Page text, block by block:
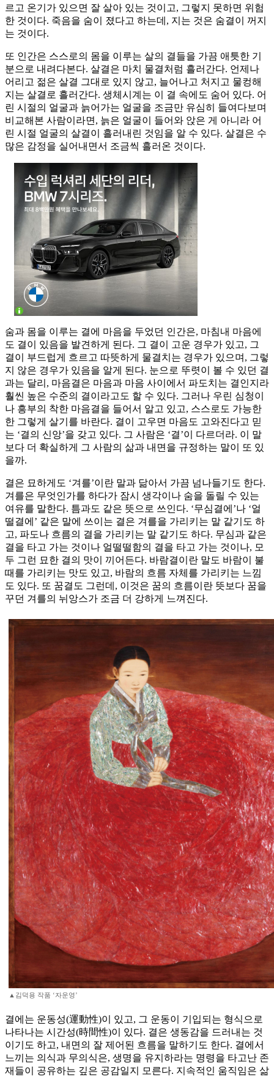
르고 온기가 있으면 잘 살아 있는 것이고, 그렇지 못하면 위험
한 것이다. 죽음을 숨이 졌다고 하는데, 지는 것은 숨결이 꺼지
는 것이다.
또 인간은 스스로의 몸을 이루는 살의 결들을 가끔 애틋한 기
분으로 내려다본다. 살결은 마치 물결처럼 흘러간다. 언제나
어리고 젊은 살결 그대로 있지 않고, 늘어나고 처지고 물컹해
지는 살결로 흘러간다. 생체시계는 이 결 속에도 숨어 있다. 어
린 시절의 얼굴과 늙어가는 얼굴을 조금만 유심히 들여다보며
비교해본 사람이라면, 늙은 얼굴이 들어와 앉은 게 아니라 어
린 시절 얼굴의 살결이 흘러내린 것임을 알 수 있다. 살결은 수
많은 감정을 실어내면서 조금씩 흘러온 것이다.
숨과 몸을 이루는 결에 마음을 두었던 인간은, 마침내 마음에
도 결이 있음을 발견하게 된다. 그 결이 고운 경우가 있고, 그
결이 부드럽게 흐르고 따뜻하게 물결치는 경우가 있으며, 그렇
지 않은 경우가 있음을 알게 된다. 눈으로 뚜렷이 볼 수 있던 결
과는 달리, 마음결은 마음과 마음 사이에서 파도치는 결인지라
훨씬 높은 수준의 결이라고도 할 수 있다. 그러나 우린 심청이
나 흥부의 착한 마음결을 들어서 알고 있고, 스스로도 가능한
한 그렇게 살기를 바란다. 결이 고우면 마음도 고와진다고 믿
는 ‘결의 신앙’을 갖고 있다. 그 사람은 ‘결’이 다르더라. 이 말
보다 더 확실하게 그 사람의 삶과 내면을 규정하는 말이 또 있
을까.
결은 묘하게도 ‘겨를’이란 말과 닮아서 가끔 넘나들기도 한다.
겨를은 무엇인가를 하다가 잠시 생각이나 숨을 돌릴 수 있는
여유를 말한다. 틈과도 같은 뜻으로 쓰인다. ‘무심결에’나 ‘얼
떨결에’ 같은 말에 쓰이는 결은 겨를을 가리키는 말 같기도 하
고, 파도나 흐름의 결을 가리키는 말 같기도 하다. 무심과 같은
결을 타고 가는 것이나 얼떨떨함의 결을 타고 가는 것이나, 모
두 그런 묘한 결의 맛이 끼어든다. 바람결이란 말도 바람이 불
때를 가리키는 맛도 있고, 바람의 흐름 자체를 가리키는 느낌
도 있다. 또 꿈결도 그런데, 이것은 꿈의 흐름이란 뜻보다 꿈을
꾸던 겨를의 뉘앙스가 조금 더 강하게 느껴진다.
▲김덕용 작품 ‘자운영’
결에는 운동성(運動性)이 있고, 그 운동이 기입되는 형식으로
나타나는 시간성(時間性)이 있다. 결은 생동감을 드러내는 것
이기도 하고, 내면의 잘 제어된 흐름을 말하기도 한다. 결에서
느끼는 의식과 무의식은, 생명을 유지하라는 명령을 타고난 존
재들이 공유하는 깊은 공감일지 모른다. 지속적인 움직임은 삶